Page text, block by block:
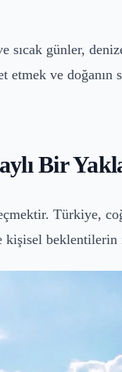
günler,
etmek ve
Bir
Türkiye,
kişisel